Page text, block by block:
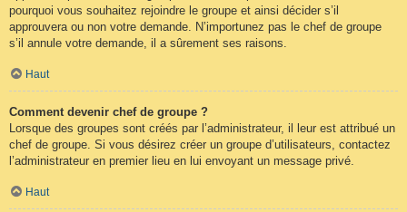
pourquoi vous souhaitez rejoindre le groupe et ainsi décider s’il
approuvera ou non votre demande. N’importunez pas le chef de groupe
s’il annule votre demande, il a sûrement ses raisons.
Haut
Comment devenir chef de groupe ?
Lorsque des groupes sont créés par l’administrateur, il leur est attribué un
chef de groupe. Si vous désirez créer un groupe d’utilisateurs, contactez
l’administrateur en premier lieu en lui envoyant un message privé.
Haut